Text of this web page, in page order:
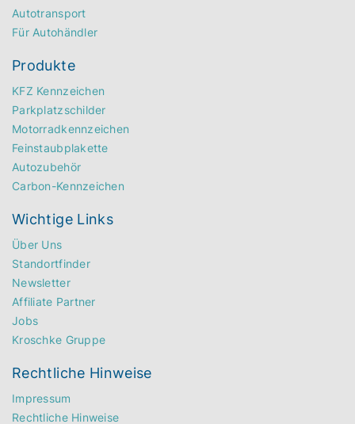
Autotransport
Für Autohändler
Produkte
KFZ Kennzeichen
Parkplatzschilder
Motorradkennzeichen
Feinstaubplakette
Autozubehör
Carbon-Kennzeichen
Wichtige Links
Über Uns
Standortfinder
Newsletter
Affiliate Partner
Jobs
Kroschke Gruppe
Rechtliche Hinweise
Impressum
Rechtliche Hinweise